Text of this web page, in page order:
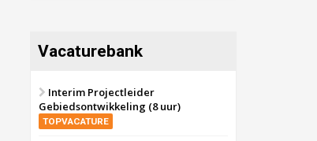
Vacaturebank
Interim Projectleider
Gebiedsontwikkeling (8 uur)
TOPVACATURE